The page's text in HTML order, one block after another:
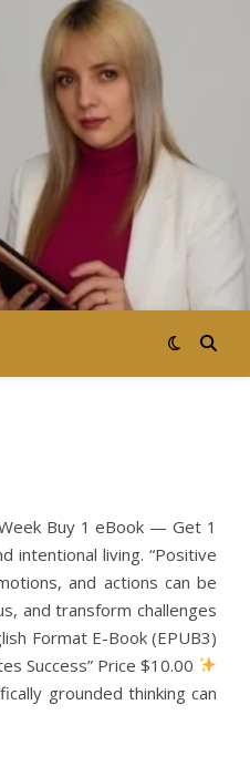
Buy 1 eBook — Get 1
intentional living. “Positive
and actions can be
and transform challenges
Format E-Book (EPUB3)
Success” Price $10.00
grounded thinking can